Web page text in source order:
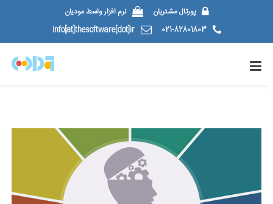
پورتال مشتریان
نرم افزار واسط مودیان
021-82801803
info[at]thesoftware[dot]ir